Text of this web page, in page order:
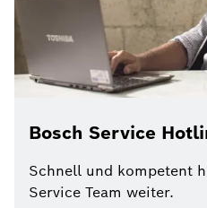
Bosch Service
Schnell und kompetent
Service Team weiter.